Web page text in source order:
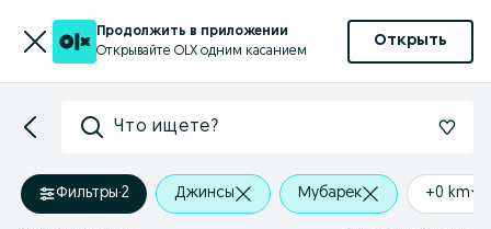
Продолжить в приложении
Открывайте OLX одним касанием
Открыть
Что ищете?
Фильтры·2 Джинсы Мубарек +0 km